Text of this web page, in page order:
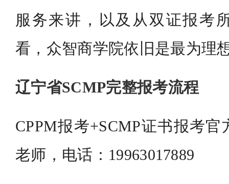
服务来讲，以及从双证报考
看，众智商学院依旧是最为理
辽宁省SCMP完整报考流程
CPPM报考+SCMP证书报考
老师，电话：19963017889